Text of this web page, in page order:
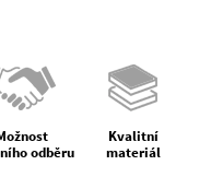
odběru
Kvalitní
materiál